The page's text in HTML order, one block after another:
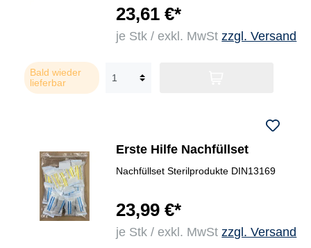
23,61 €*
je Stk / exkl. MwStzzgl. Versand
Bald wieder
lieferbar
Erste Hilfe Nachfüllset
Nachfüllset Sterilprodukte DIN13169
23,99 €*
je Stk / exkl. MwStzzgl. Versand